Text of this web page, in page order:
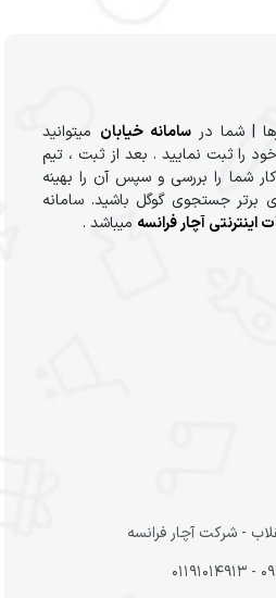
| شما درسامانه خیابان میتوانید
را ثبت نمایید . بعد از ثبت ، تیم
شما را بررسی و سپس آن را بهینه
برتر جستجوی گوگل باشید. سامانه
اینترنتی آچار فرانسه میباشد .
- شرکت آچار فرانسه